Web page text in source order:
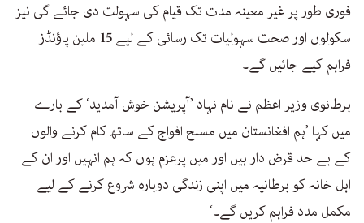
فوری طور پر غیر معینہ مدت تک قیام کی سہولت دی جائے گی نیز
سکولوں اور صحت سہولیات تک رسائی کے لیے 15 ملین پاؤنڈز
فراہم کیے جائیں گے۔
برطانوی وزیر اعظم نے نام نہاد ’آپریشن خوش آمدید‘ کے بارے
میں کہا ’ہم افغانستان میں مسلح افواج کے ساتھ کام کرنے والوں
کے بے حد قرض دار ہیں اور میں پرعزم ہوں کہ ہم انہیں اور ان کے
اہل خانہ کو برطانیہ میں اپنی زندگی دوبارہ شروع کرنے کے لیے
مکمل مدد فراہم کریں گے۔‘